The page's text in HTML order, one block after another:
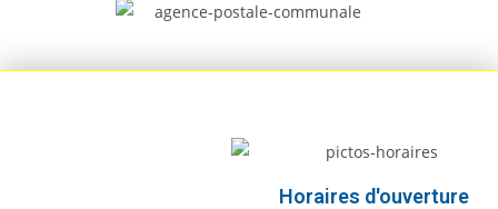
Horaires d'ouverture